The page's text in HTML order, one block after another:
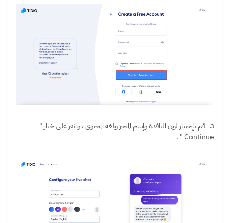
3- قم بإختيار لون النافذة وإسم المتجر ولغة المحتوى ، وانقر على خيار "
Continue " .